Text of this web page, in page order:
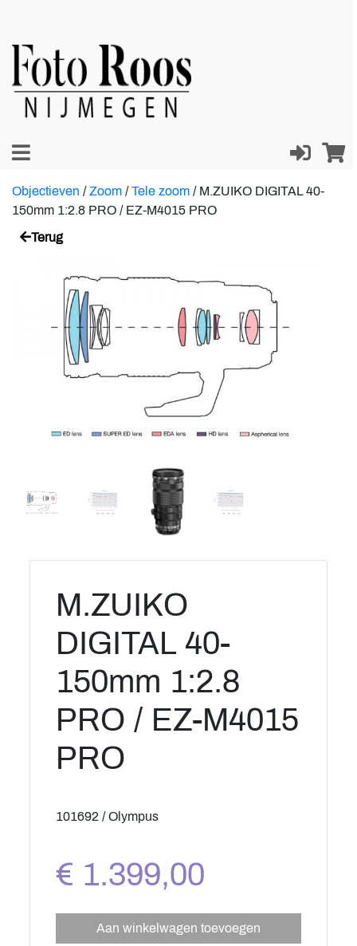
Objectieven / Zoom / Tele zoom /M.ZUIKO DIGITAL 40-
150mm 1:2.8 PRO / EZ-M4015 PRO
Terug
M.ZUIKO
DIGITAL 40-
150mm 1:2.8
PRO / EZ-M4015
PRO
101692 / Olympus
€ 1.399,00
Aan winkelwagen toevoegen